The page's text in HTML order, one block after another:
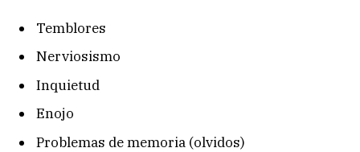
Temblores
Nerviosismo
Inquietud
Enojo
Problemas de memoria (olvidos)